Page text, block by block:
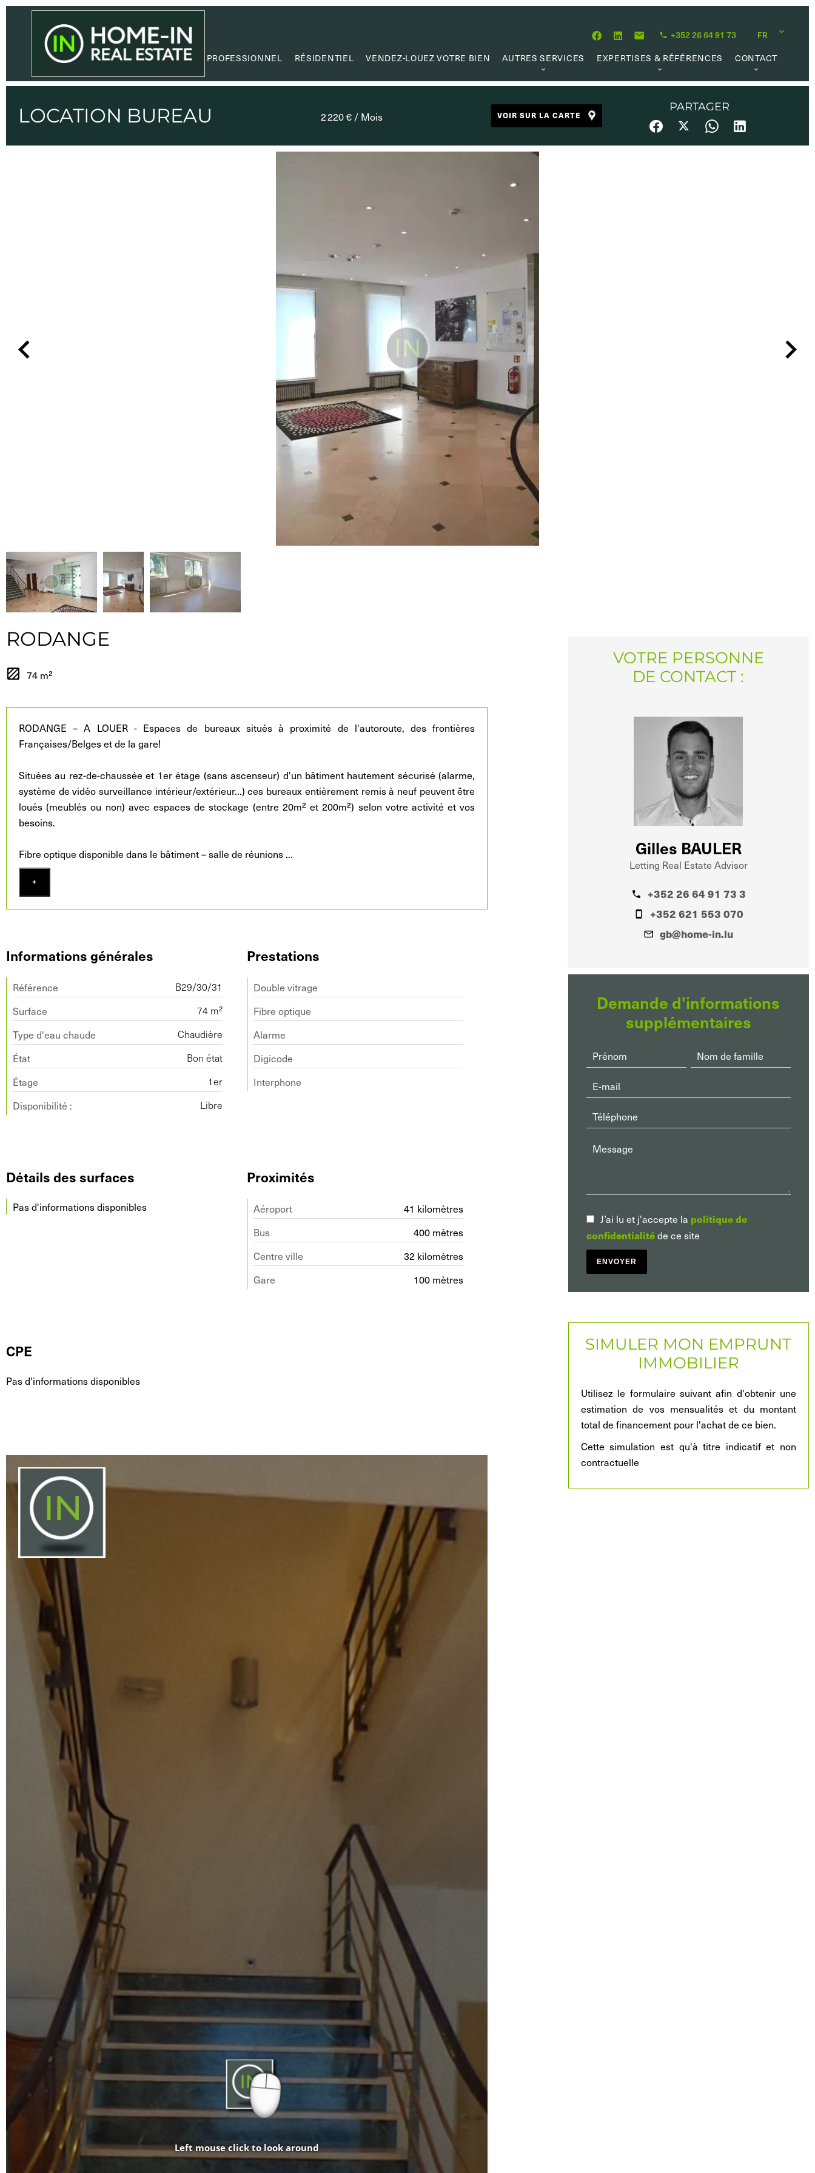
+352 26 64 91 73 FR
PROFESSIONNEL RÉSIDENTIEL VENDEZ-LOUEZ VOTRE BIEN
AUTRES SERVICES
MANDAT DE RECHERCHE
EXPERTISES & RÉFÉRENCES
NOTRE PHILOSOPHIE
RÉFÉRENCES
AVIS CLIENTS
CONTACT
LOCATION BUREAU 2 220 € / Mois VOIR SUR LA CARTE
PARTAGER
RODANGE
74 m²
RODANGE – A LOUER - Espaces de bureaux situés à proximité de l'autoroute, des frontières
Françaises/Belges et de la gare!
Situées au rez-de-chaussée et 1er étage (sans ascenseur) d'un bâtiment hautement sécurisé (alarme,
système de vidéo surveillance intérieur/extérieur...) ces bureaux entièrement remis à neuf peuvent être
loués (meublés ou non) avec espaces de stockage (entre 20m² et 200m²) selon votre activité et vos
besoins.
Fibre optique disponible dans le bâtiment – salle de réunions ...
+
Informations générales
Référence B29/30/31
Surface 74 m²
Type d'eau chaude Chaudière
État Bon état
Étage 1er
Disponibilité : Libre
Prestations
Double vitrage
Fibre optique
Alarme
Digicode
Interphone
Détails des surfaces
Pas d'informations disponibles
Proximités
Aéroport
41 kilomètres
Bus
400 mètres
Centre ville
32 kilomètres
Gare
100 mètres
CPE
Pas d'informations disponibles
VOTRE PERSONNE
DE CONTACT :
Gilles BAULER
Letting Real Estate Advisor
+352 26 64 91 73 3
+352 621 553 070
gb@home-in.lu
Demande d'informations
supplémentaires
J’ai lu et j'accepte la politique de
confidentialitéde ce site
ENVOYER
SIMULER MON EMPRUNT
IMMOBILIER
Utilisez le formulaire suivant afin d'obtenir une
estimation de vos mensualités et du montant
total de financement pour l'achat de ce bien.
Cette simulation est qu'à titre indicatif et non
contractuelle